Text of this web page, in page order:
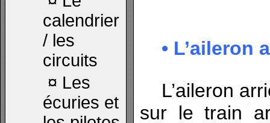
calendrier
/ les
circuits
¤ Les
écuries et
• L’aileron
L’aileron
sur le train